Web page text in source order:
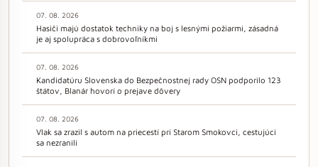
07. 08. 2026
Hasiči majú dostatok techniky na boj s lesnými požiarmi, zásadná
je aj spolupráca s dobrovoľníkmi
07. 08. 2026
Kandidatúru Slovenska do Bezpečnostnej rady OSN podporilo 123
štátov, Blanár hovorí o prejave dôvery
07. 08. 2026
Vlak sa zrazil s autom na priecestí pri Starom Smokovci, cestujúci
sa nezranili